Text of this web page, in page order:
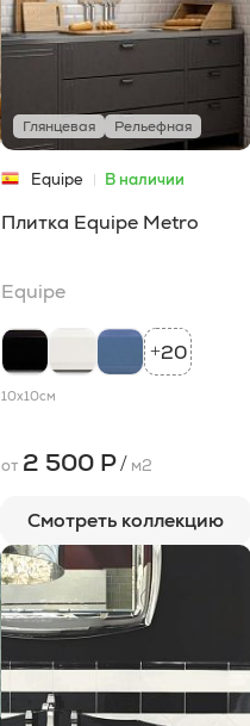
Глянцевая Рельефная
Equipe В наличии
Плитка Equipe Metro
Equipe
+20
10x10см
от 2 500 Р/ м2
Смотреть коллекцию